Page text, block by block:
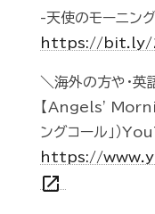
-天使のモーニン
https://bit.ly/
＼海外の方や・英
【Angels'
ングコール」）
https://
open_in_new